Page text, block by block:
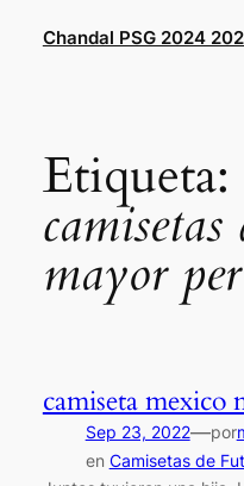
Chandal PSG 2024
Etiqueta:
mayor
camiseta mexico
Sep 23, 2022—por
en Camisetas de